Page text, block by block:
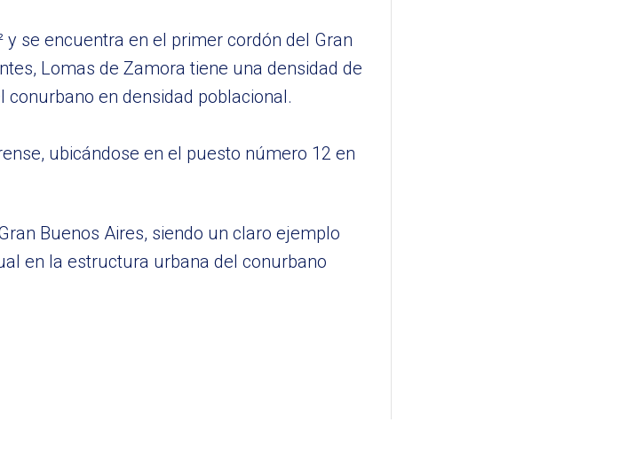
se encuentra en el primer cordón del Gran
Lomas de Zamora tiene una densidad de
en densidad poblacional.
ubicándose en el puesto número 12 en
Buenos Aires, siendo un claro ejemplo
en la estructura urbana del conurbano